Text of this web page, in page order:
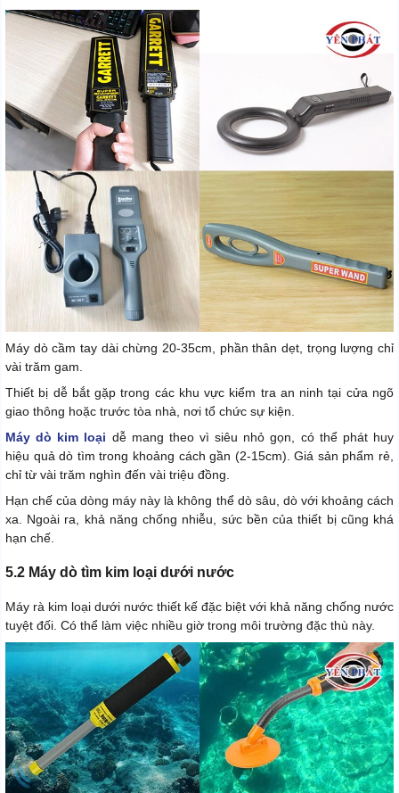
Máy dò cầm tay dài chừng 20-35cm, phần thân dẹt, trọng lượng chỉ
vài trăm gam.
Thiết bị dễ bắt gặp trong các khu vực kiểm tra an ninh tại cửa ngõ
giao thông hoặc trước tòa nhà, nơi tổ chức sự kiện.
Máy dò kim loại dễ mang theo vì siêu nhỏ gọn, có thể phát huy
hiệu quả dò tìm trong khoảng cách gần (2-15cm). Giá sản phẩm rẻ,
chỉ từ vài trăm nghìn đến vài triệu đồng.
Hạn chế của dòng máy này là không thể dò sâu, dò với khoảng cách
xa. Ngoài ra, khả năng chống nhiễu, sức bền của thiết bị cũng khá
hạn chế.
5.2 Máy dò tìm kim loại dưới nước
Máy rà kim loại dưới nước thiết kế đặc biệt với khả năng chống nước
tuyệt đối. Có thể làm việc nhiều giờ trong môi trường đặc thù này.